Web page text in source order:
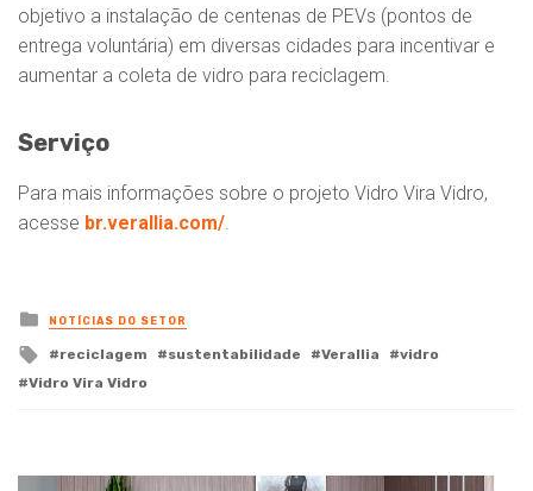
objetivo a instalação de centenas de PEVs (pontos de
entrega voluntária) em diversas cidades para incentivar e
aumentar a coleta de vidro para reciclagem.
Serviço
Para mais informações sobre o projeto Vidro Vira Vidro,
acesse br.verallia.com/
Posted
in
NOTÍCIAS DO SETOR
Tagged
with
reciclagem sustentabilidade Verallia
vidro
Vidro Vira Vidro